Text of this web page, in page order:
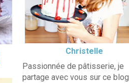
Christelle
Passionnée de pâtisserie, je
partage avec vous sur ce blog